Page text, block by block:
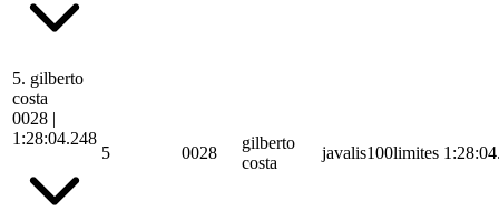
5. gilberto
costa
0028 |
1:28:04.248
5 0028
gilberto
costa
javalis100limites